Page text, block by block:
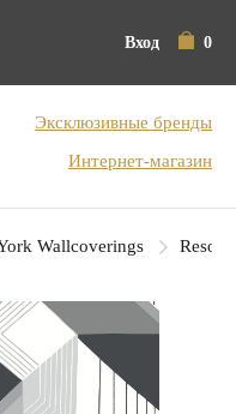
Вход 0
Эксклюзивные бренды
Интернет-магазин
Wallcoverings